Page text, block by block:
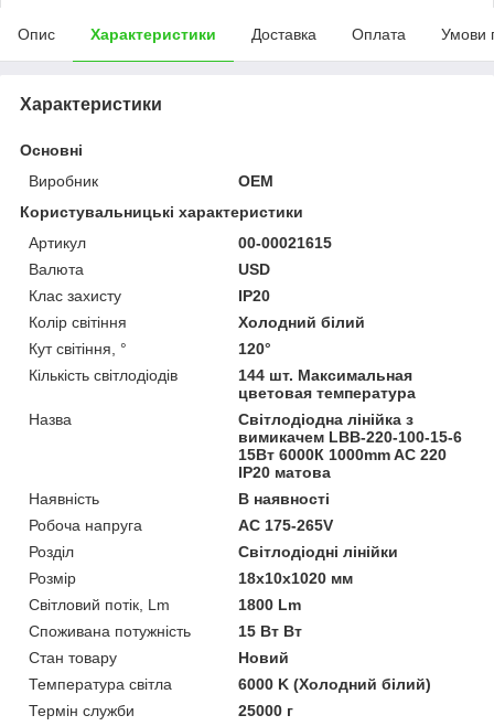
Опис Характеристики Доставка Оплата Умови
Характеристики
Основні
Виробник
OEM
Користувальницькі характеристики
Артикул
00-00021615
Валюта
USD
Клас захисту
IP20
Колір світіння
Холодний білий
Кут світіння, °
120°
Кількість світлодіодів
144 шт. Максимальная
цветовая температура
Назва
Світлодіодна лінійка з
вимикачем LBB-220-100-15-6
15Вт 6000К 1000mm AC 220
IP20 матова
Наявність
В наявності
Робоча напруга
AC 175-265V
Розділ
Світлодіодні лінійки
Розмір
18х10х1020 мм
Світловий потік, Lm
1800 Lm
Споживана потужність
15 Вт Вт
Стан товару
Новий
Температура світла
6000 K (Холодний білий)
Термін служби
25000 г